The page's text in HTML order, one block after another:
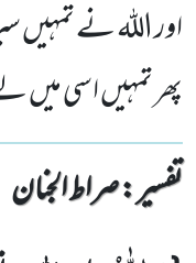
اور اللہ نے
پھر تمہیں اسی میں
تفسیر : ‎صراط الجنان